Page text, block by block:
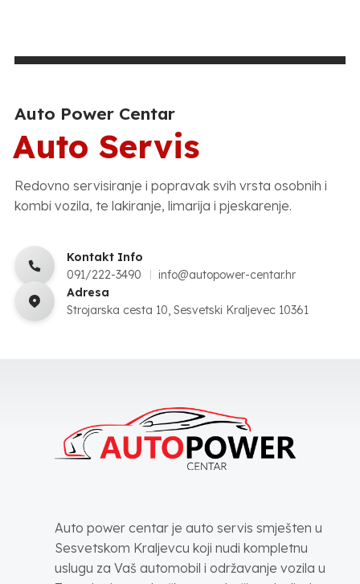
Auto Power Centar
Auto Servis
Redovno servisiranje i popravak svih vrsta osobnih i
kombi vozila, te lakiranje, limarija i pjeskarenje.
Kontakt Info
091/222-3490
info@autopower-centar.hr
Adresa
Strojarska cesta 10, Sesvetski Kraljevec 10361
Auto power centar je auto servis smješten u
Sesvetskom Kraljevcu koji nudi kompletnu
uslugu za Vaš automobil i održavanje vozila u